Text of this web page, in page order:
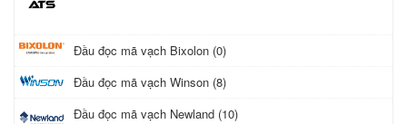
Đầu đọc mã vạch Bixolon (0)
Đầu đọc mã vạch Winson (8)
Đầu đọc mã vạch Newland (10)